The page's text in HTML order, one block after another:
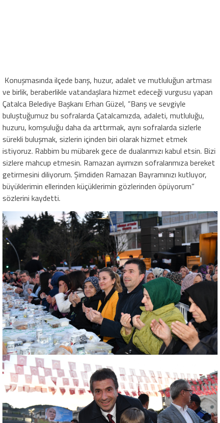
Konuşmasında ilçede barış, huzur, adalet ve mutluluğun artması
ve birlik, beraberlikle vatandaşlara hizmet edeceği vurgusu yapan
Çatalca Belediye Başkanı Erhan Güzel, “Barış ve sevgiyle
buluştuğumuz bu sofralarda Çatalcamızda, adaleti, mutluluğu,
huzuru, komşuluğu daha da arttırmak, aynı sofralarda sizlerle
sürekli buluşmak, sizlerin içinden biri olarak hizmet etmek
istiyoruz. Rabbim bu mübarek gece de dualarımızı kabul etsin. Bizi
sizlere mahcup etmesin. Ramazan ayımızın sofralarımıza bereket
getirmesini diliyorum. Şimdiden Ramazan Bayramınızı kutluyor,
büyüklerimin ellerinden küçüklerimin gözlerinden öpüyorum”
sözlerini kaydetti.